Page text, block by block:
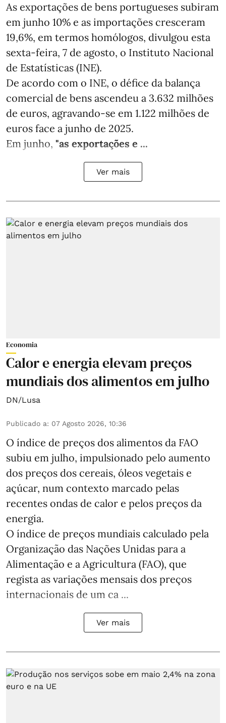
As exportações de bens portugueses subiram
em junho 10% e as importações cresceram
19,6%, em termos homólogos, divulgou esta
sexta-feira, 7 de agosto, o Instituto Nacional
de Estatísticas (INE).
De acordo com o INE, o défice da balança
comercial de bens ascendeu a 3.632 milhões
de euros, agravando-se em 1.122 milhões de
euros face a junho de 2025.
Em junho, "as exportações e ...
Ver mais
Economia
Calor e energia elevam preços
mundiais dos alimentos em julho
DN/Lusa
Publicado a: 07 Agosto 2026, 10:36
O índice de preços dos alimentos da FAO
subiu em julho, impulsionado pelo aumento
dos preços dos cereais, óleos vegetais e
açúcar, num contexto marcado pelas
recentes ondas de calor e pelos preços da
energia.
O índice de preços mundiais calculado pela
Organização das Nações Unidas para a
Alimentação e a Agricultura (FAO), que
regista as variações mensais dos preços
internacionais de um ca ...
Ver mais